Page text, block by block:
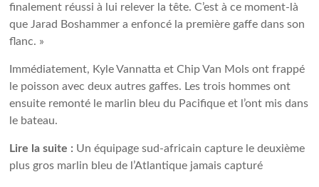
finalement réussi à lui relever la tête. C’est à ce moment-là
que Jarad Boshammer a enfoncé la première gaffe dans son
flanc. »
Immédiatement, Kyle Vannatta et Chip Van Mols ont frappé
le poisson avec deux autres gaffes. Les trois hommes ont
ensuite remonté le marlin bleu du Pacifique et l’ont mis dans
le bateau.
Lire la suite : Un équipage sud-africain capture le deuxième
plus gros marlin bleu de l’Atlantique jamais capturé